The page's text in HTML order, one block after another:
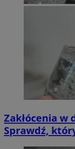
Zakłócenia w
Sprawdź,